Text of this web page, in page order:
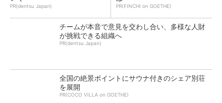
PR(dentsu Japan) PR(FINCHI on GOETHE)
チームが本音で意見を交わし合い、多様な人財
が挑戦できる組織へ
PR(dentsu Japan)
全国の絶景ポイントにサウナ付きのシェア別荘
を展開
PR(COCO VILLA on GOETHE)